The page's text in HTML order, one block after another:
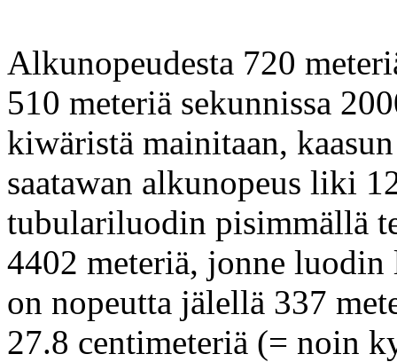
Alkunopeudesta 720
510 meteriä sekunnissa
kiwäristä mainitaan,
saatawan alkunopeus liki
tubulariluodin pisimmällä
4402 meteriä, jonne luodin
on nopeutta jälellä 337
27.8 centimeteriä (= noin